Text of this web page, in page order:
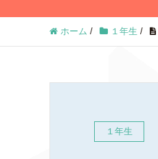
ホーム / １年生 /
１年生